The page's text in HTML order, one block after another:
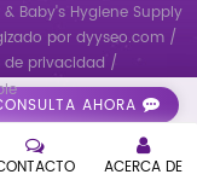
AHORA
Baby's Hygiene Supply
por dyyseo.com /
privacidad /
ACERCA DE